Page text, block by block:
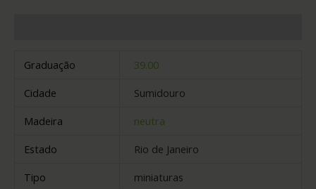
Graduação
39.00
Cidade
Sumidouro
Madeira
neutra
Estado
Rio de Janeiro
Tipo
miniaturas